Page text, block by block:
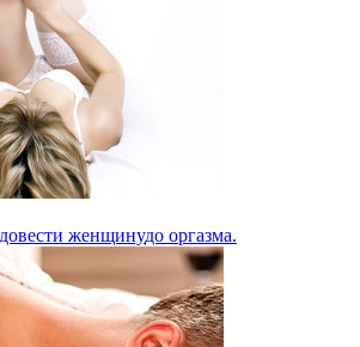
довести женщинудо оргазма.